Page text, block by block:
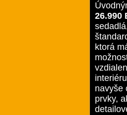
26.990
ktorá
navyše
prvky,